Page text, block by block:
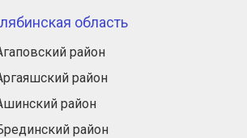
область
район
район
район
район